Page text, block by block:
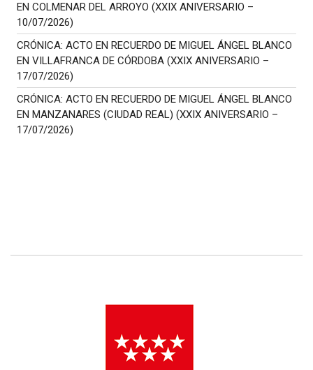
EN COLMENAR DEL ARROYO (XXIX ANIVERSARIO –
10/07/2026)
CRÓNICA: ACTO EN RECUERDO DE MIGUEL ÁNGEL BLANCO
EN VILLAFRANCA DE CÓRDOBA (XXIX ANIVERSARIO –
17/07/2026)
CRÓNICA: ACTO EN RECUERDO DE MIGUEL ÁNGEL BLANCO
EN MANZANARES (CIUDAD REAL) (XXIX ANIVERSARIO –
17/07/2026)